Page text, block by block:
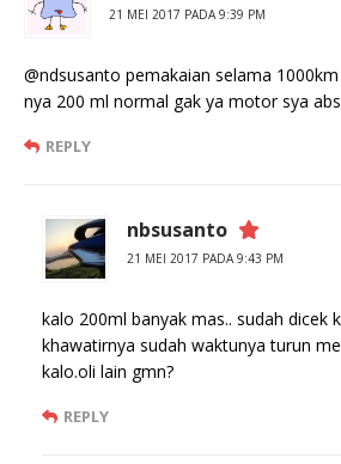
21 MEI 2017 PADA 9:39 PM
@ndsusanto pemakaian selama
nya 200 ml normal gak ya motor sya
REPLY
nbsusanto
21 MEI 2017 PADA 9:43 PM
kalo 200ml banyak mas.. sudah dicek
khawatirnya sudah waktunya turun
kalo.oli lain gmn?
REPLY